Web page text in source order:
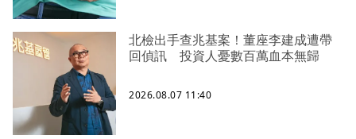
北檢出手查兆基案！董座李建成遭帶
回偵訊 投資人憂數百萬血本無歸
2026.08.07 11:40